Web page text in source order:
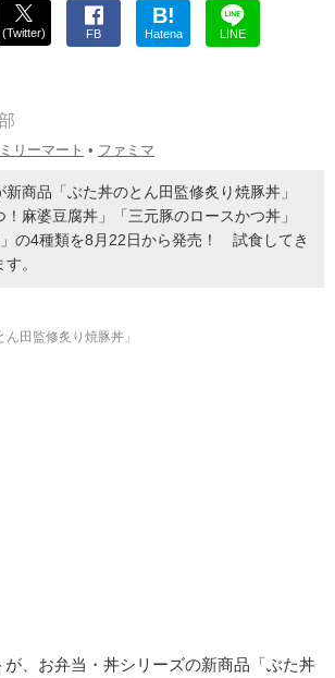
(Twitter) FB
B!
Hatena LINE
リーマート • ファミマ
商品「ぶた丼のとん田監修炙り焼豚丼」
！麻婆豆腐丼」「三元豚のロースかつ丼」
」の4種類を8月22日から発売！ 試食してき
。
ん田監修炙り焼豚丼」
、お弁当・丼シリーズの新商品「ぶた丼